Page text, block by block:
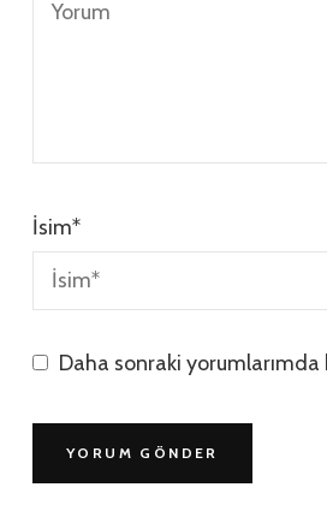
İsim*
Daha sonraki yorumlarımda